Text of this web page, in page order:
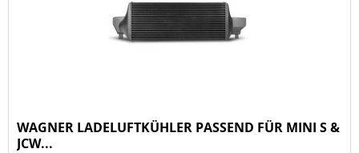
WAGNER LADELUFTKÜHLER PASSEND FÜR MINI S &
JCW...